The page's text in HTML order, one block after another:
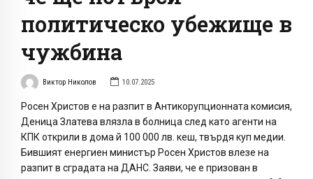
политическо убежище в
чужбина
Виктор Николов 10.07.2025
Росен Христов е на разпит в Антикорупционната комисия,
Деница Златева влязла в болница след като агенти на
КПК открили в дома й 100 000 лв. кеш, твърдя куп медии.
Бившият енергиен министър Росен Христов влезе на
разпит в сградата на ДАНС. Заяви, че е призован в